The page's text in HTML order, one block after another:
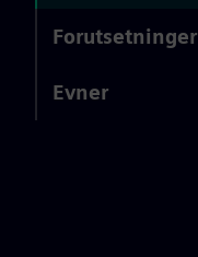
Forutsetninger
Evner